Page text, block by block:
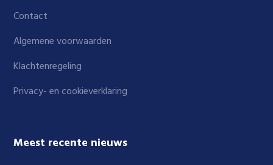
Contact
Algemene voorwaarden
Klachtenregeling
Privacy- en cookieverklaring
Meest recente nieuws